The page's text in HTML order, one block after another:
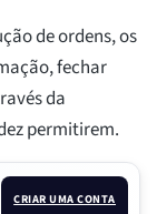
de ordens, os
fechar
da
permitirem.
CRIAR UMA CONTA